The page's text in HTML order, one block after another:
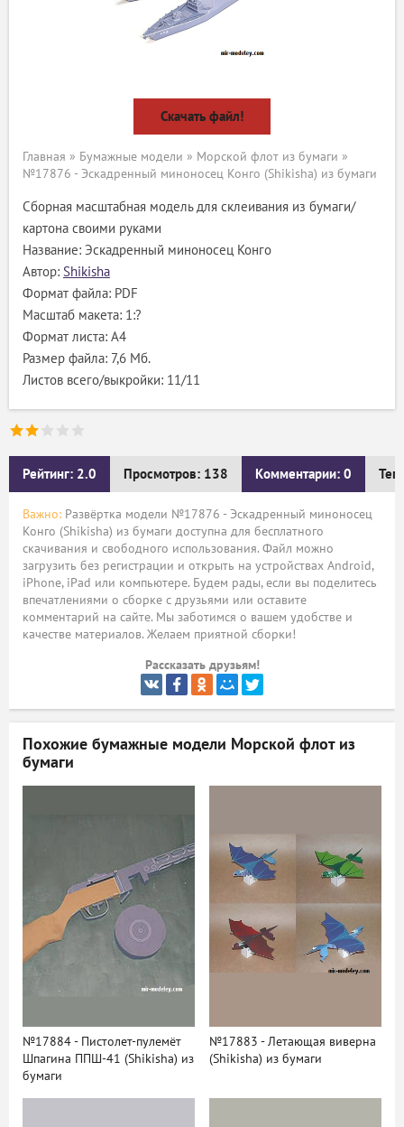
Скачать файл!
Главная » Бумажные модели » Морской флот из бумаги »
№17876 - Эскадренный миноносец Конго (Shikisha) из бумаги
Сборная масштабная модель для склеивания из бумаги/
картона своими руками
Название: Эскадренный миноносец Конго
Автор: Shikisha
Формат файла: PDF
Масштаб макета: 1:?
Формат листа: А4
Размер файла: 7,6 Мб.
Листов всего/выкройки: 11/11
Рейтинг: 2.0 Просмотров: 138 Комментарии: 0
Важно: Развёртка модели №17876 - Эскадренный миноносец
Конго (Shikisha) из бумаги доступна для бесплатного
скачивания и свободного использования. Файл можно
загрузить без регистрации и открыть на устройствах Android,
iPhone, iPad или компьютере. Будем рады, если вы поделитесь
впечатлениями о сборке с друзьями или оставите
комментарий на сайте. Мы заботимся о вашем удобстве и
качестве материалов. Желаем приятной сборки!
Рассказать друзьям!
Похожие бумажные модели Морской флот из
бумаги
№17884 - Пистолет-пулемёт
Шпагина ППШ-41 (Shikisha) из
бумаги
№17883 - Летающая виверна
(Shikisha) из бумаги